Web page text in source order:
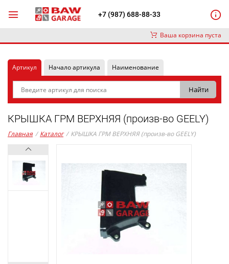
+7 (987) 688-88-33
Ваша корзина пуста
Артикул Начало артикула Наименование
КРЫШКА ГРМ ВЕРХНЯЯ (произв-во GEELY)
Главная / Каталог / КРЫШКА ГРМ ВЕРХНЯЯ (произв-во GEELY)